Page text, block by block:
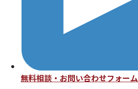
無料相談・お問い合わせフォーム